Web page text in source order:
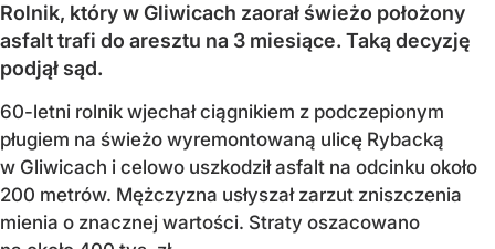
Rolnik, który w Gliwicach zaorał świeżo położony
asfalt trafi do aresztu na 3 miesiące. Taką decyzję
podjął sąd.
60-letni rolnik wjechał ciągnikiem z podczepionym
pługiem na świeżo wyremontowaną ulicę Rybacką
w Gliwicach i celowo uszkodził asfalt na odcinku około
200 metrów. Mężczyzna usłyszał zarzut zniszczenia
mienia o znacznej wartości. Straty oszacowano